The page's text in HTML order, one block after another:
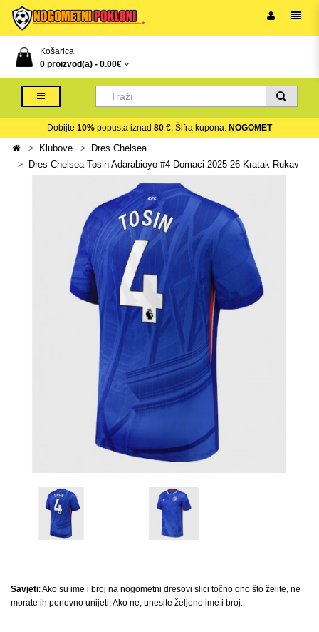
Košarica
0 proizvod(a) - 0.00€
Dobijte 10% popusta iznad 80 €, Šifra kupona: NOGOMET
Klubove
Dres Chelsea
Dres Chelsea Tosin Adarabioyo #4 Domaci 2025-26 Kratak Rukav
Savjeti: Ako su ime i broj na nogometni dresovi slici točno ono što želite, ne
morate ih ponovno unijeti. Ako ne, unesite željeno ime i broj.